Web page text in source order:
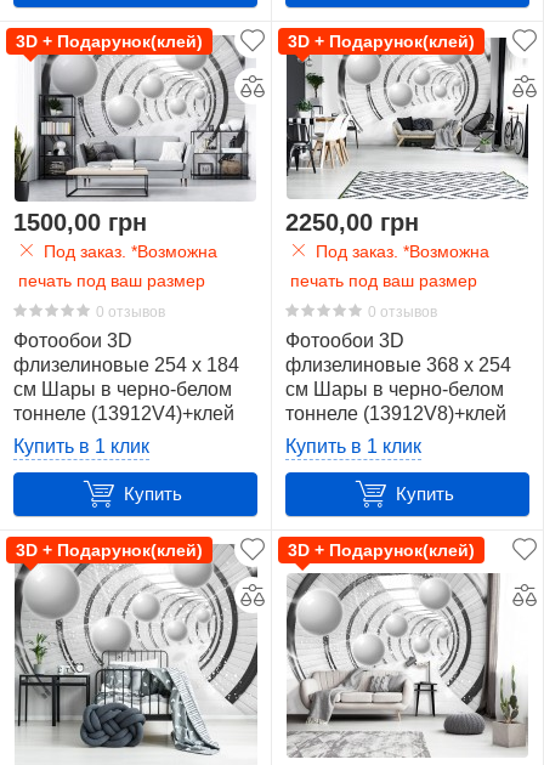
3D + Подарунок(клей)
1500,00 грн
Под заказ. *Возможна
печать под ваш размер
0 отзывов
Фотообои 3D
флизелиновые 254 x 184
см Шары в черно-белом
тоннеле (13912V4)+клей
Купить в 1 клик
Купить
3D + Подарунок(клей)
2250,00 грн
Под заказ. *Возможна
печать под ваш размер
0 отзывов
Фотообои 3D
флизелиновые 368 x 254
см Шары в черно-белом
тоннеле (13912V8)+клей
Купить в 1 клик
Купить
3D + Подарунок(клей) 3D + Подарунок(клей)